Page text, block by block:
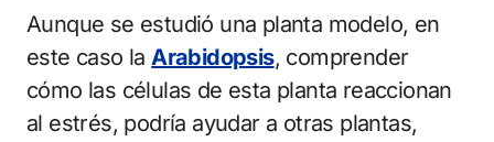
Aunque se estudió una planta modelo, en
este caso laArabidopsis, comprender
cómo las células de esta planta reaccionan
al estrés, podría ayudar a otras plantas,